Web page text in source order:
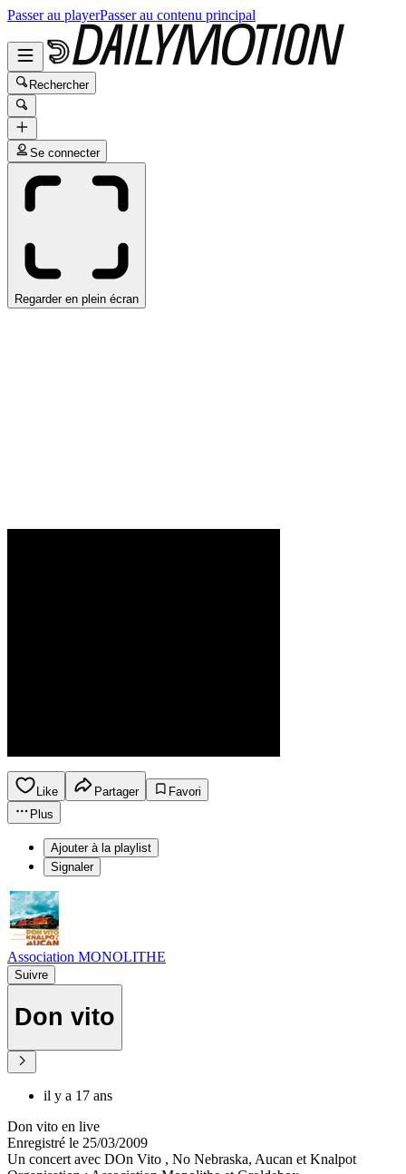
Passer au playerPasser au contenu principal
Rechercher
Se connecter
Regarder en plein écran
Like Partager
Favori
Plus
Ajouter à la playlist
Signaler
Association MONOLITHE
Suivre
Don vito
il y a 17 ans
Don vito en live
Enregistré le 25/03/2009
Un concert avec DOn Vito , No Nebraska, Aucan et Knalpot